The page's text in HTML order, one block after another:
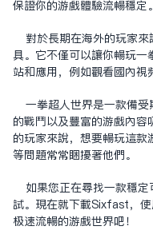
保证你的游戏体验流畅稳定。
对于长期在海外的玩家
具。它不仅可以让你畅玩一
站和应用，例如观看国内视
一拳超人世界是一款备
的战斗以及丰富的游戏内
的玩家来说，想要畅玩这
等问题常常困扰着他们。
如果您正在寻找一款稳
试。现在就下载Sixfast，
极速流畅的游戏世界吧！